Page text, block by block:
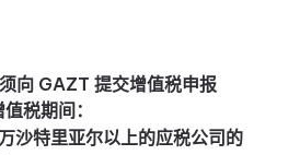
向 GAZT 提交增值税申报
税期间：
沙特里亚尔以上的应税公司的